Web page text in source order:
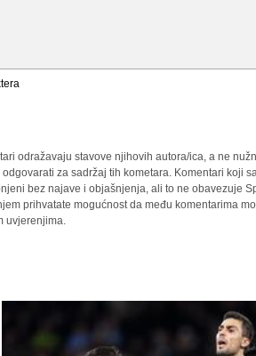
odražavaju stavove njihovih autora/ica, a ne
za sadržaj tih kometara. Komentari koji
bez najave i objašnjenja, ali to ne obavezuje
prihvatate mogućnost da među komentarima
uvjerenjima.